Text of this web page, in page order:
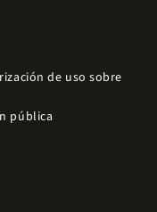
de uso sobre
pública